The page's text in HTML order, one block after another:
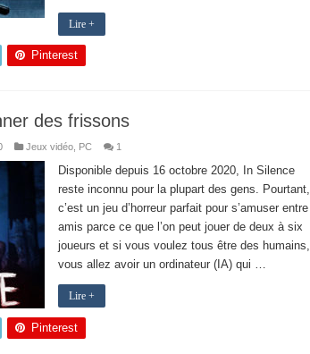
Lire +
Pinterest
des frissons
Jeux vidéo, PC 1
Disponible depuis 16 octobre 2020, In Silence
reste inconnu pour la plupart des gens. Pourtant,
c’est un jeu d’horreur parfait pour s’amuser entre
amis parce ce que l’on peut jouer de deux à six
joueurs et si vous voulez tous être des humains,
vous allez avoir un ordinateur (IA) qui …
Lire +
Pinterest